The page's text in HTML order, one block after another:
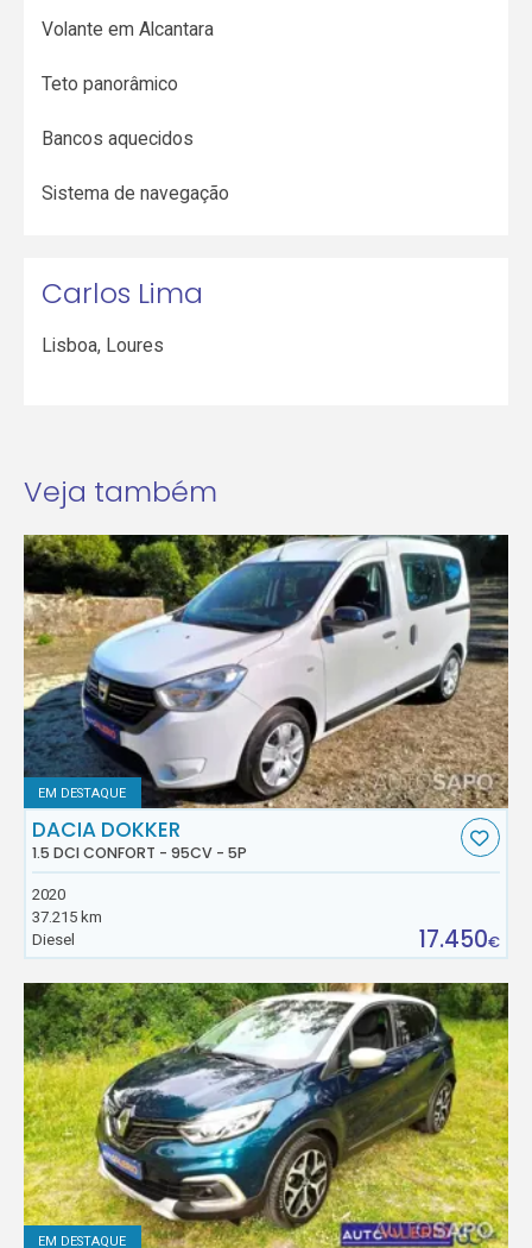
Volante em Alcantara
Teto panorâmico
Bancos aquecidos
Sistema de navegação
Carlos Lima
Lisboa, Loures
Veja também
EM DESTAQUE
DACIA DOKKER
1.5 DCI CONFORT - 95CV - 5P
2020
37.215 km
Diesel
17.450€
EM DESTAQUE